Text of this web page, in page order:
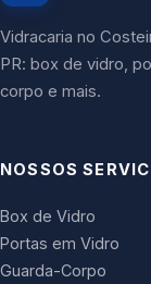
Vidracaria no
PR: box de vidro,
corpo e mais.
NOSSOS
Box de Vidro
Portas em Vidro
Guarda-Corpo